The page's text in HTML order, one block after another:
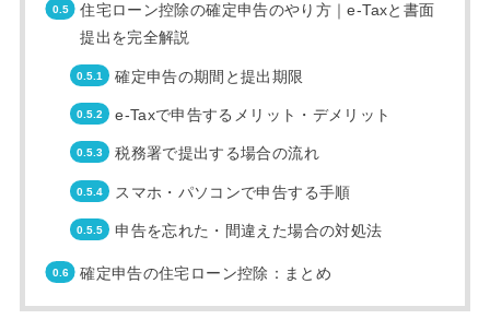
住宅ローン控除の確定申告のやり方｜e-Taxと書面
提出を完全解説
確定申告の期間と提出期限
e-Taxで申告するメリット・デメリット
税務署で提出する場合の流れ
スマホ・パソコンで申告する手順
申告を忘れた・間違えた場合の対処法
確定申告の住宅ローン控除：まとめ